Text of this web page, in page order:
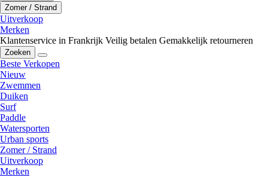
Zomer / Strand
Uitverkoop
Merken
Klantenservice in Frankrijk Veilig betalen Gemakkelijk retourneren
Zoeken
Beste Verkopen
Nieuw
Zwemmen
Duiken
Surf
Paddle
Watersporten
Urban sports
Zomer / Strand
Uitverkoop
Merken